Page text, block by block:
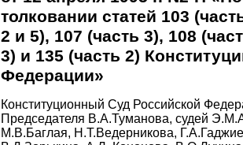
толковании статей 103
2 и 5), 107 (часть 3), 108
3) и 135 (часть 2)
Федерации»
Конституционный Суд Российской
Председателя В.А.Туманова, судей
М.В.Баглая, Н.Т.Ведерникова,